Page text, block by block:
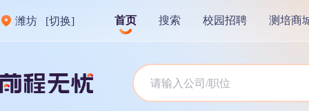
潍坊 [切换] 首页 搜索 校园招聘 测培商